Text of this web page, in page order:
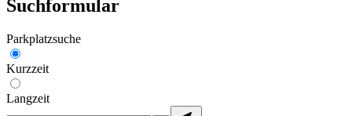
Suchformular
Parkplatzsuche
Kurzzeit
Langzeit